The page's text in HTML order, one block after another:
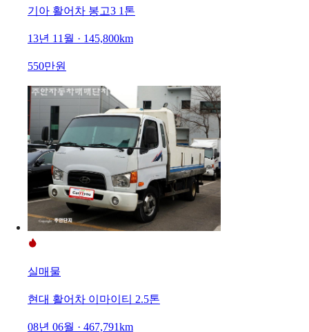
기아 활어차 봉고3 1톤
13년 11월 · 145,800km
550만원
실매물
현대 활어차 이마이티 2.5톤
08년 06월 · 467,791km